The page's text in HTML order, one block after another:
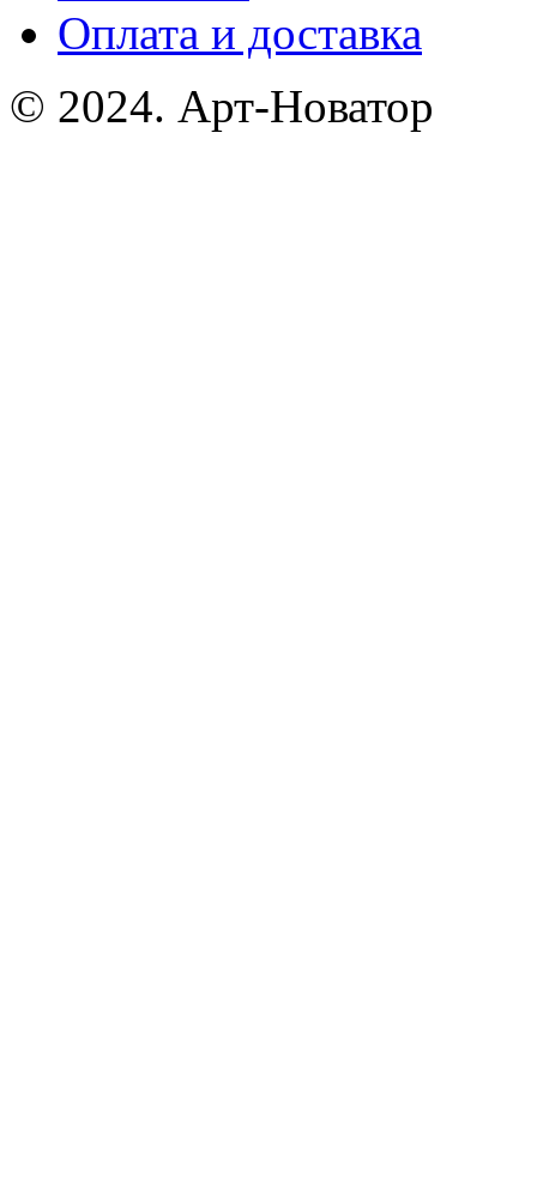
Оплата и доставка
© 2024. Арт-Новатор